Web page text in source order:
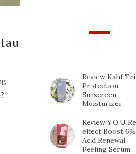
Review Kahf
Protection
Sunscreen
Moisturizer
Review Y.O.U
effect Boost 6%
Acid Renewal
Peeling Serum